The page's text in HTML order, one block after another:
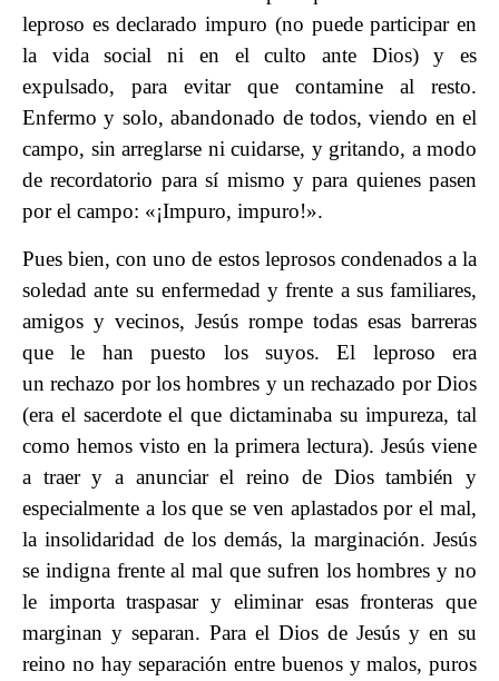
leproso es declarado impuro (no puede participar en
la vida social ni en el culto ante Dios) y es
expulsado, para evitar que contamine al resto.
Enfermo y solo, abandonado de todos, viendo en el
campo, sin arreglarse ni cuidarse, y gritando, a modo
de recordatorio para sí mismo y para quienes pasen
por el campo: «¡Impuro, impuro!».
Pues bien, con uno de estos leprosos condenados a la
soledad ante su enfermedad y frente a sus familiares,
amigos y vecinos, Jesús rompe todas esas barreras
que le han puesto los suyos. El leproso era
un rechazo por los hombres y un rechazado por Dios
(era el sacerdote el que dictaminaba su impureza, tal
como hemos visto en la primera lectura). Jesús viene
a traer y a anunciar el reino de Dios también y
especialmente a los que se ven aplastados por el mal,
la insolidaridad de los demás, la marginación. Jesús
se indigna frente al mal que sufren los hombres y no
le importa traspasar y eliminar esas fronteras que
marginan y separan. Para el Dios de Jesús y en su
reino no hay separación entre buenos y malos, puros